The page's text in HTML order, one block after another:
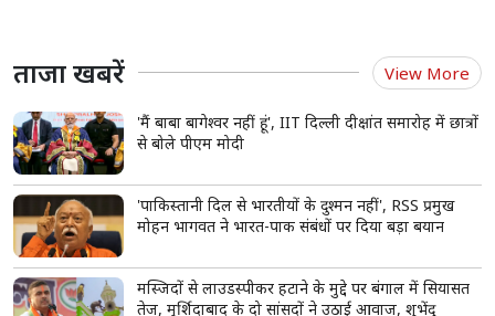
ताजा खबरें View More
'मैं बाबा बागेश्वर नहीं हूं', IIT दिल्ली दीक्षांत समारोह में छात्रों
से बोले पीएम मोदी
'पाकिस्तानी दिल से भारतीयों के दुश्मन नहीं', RSS प्रमुख
मोहन भागवत ने भारत-पाक संबंधों पर दिया बड़ा बयान
मस्जिदों से लाउडस्पीकर हटाने के मुद्दे पर बंगाल में सियासत
तेज, मुर्शिदाबाद के दो सांसदों ने उठाई आवाज, शुभेंदु